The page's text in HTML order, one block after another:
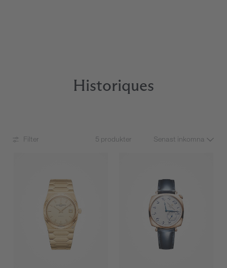
Historiques
Filter 5 produkter